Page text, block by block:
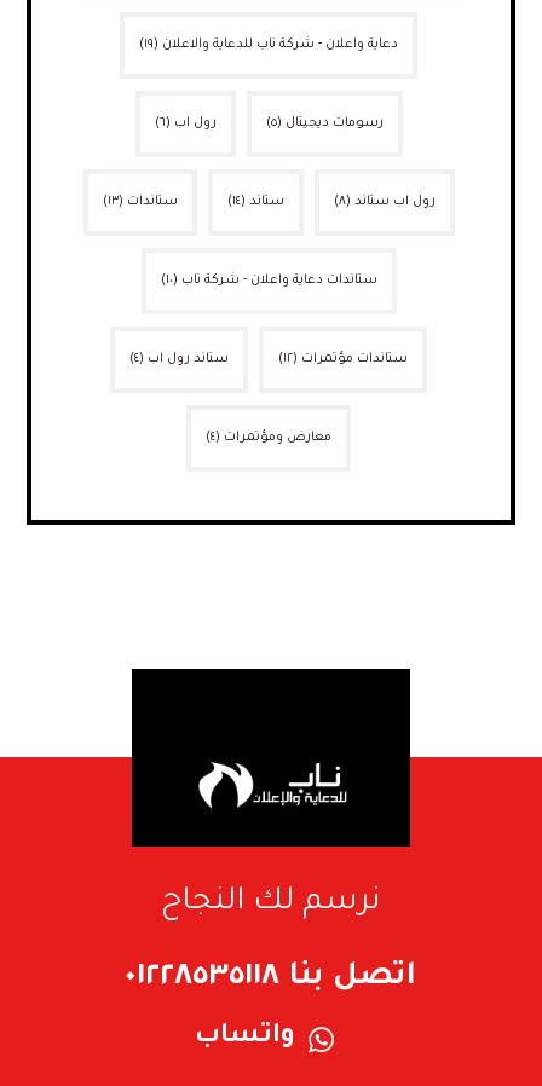
دعاية واعلان - شركة ناب للدعاية والاعلان (١٩)
رسومات ديجيتال (٥) رول اب (٦)
رول اب ستاند (٨) ستاند (١٤) ستاندات (١٣)
ستاندات دعاية واعلان - شركة ناب (١٠)
ستاندات مؤتمرات (١٢) ستاند رول اب (٤)
معارض ومؤتمرات (٤)
نرسم لك النجاح
اتصل بنا ٠١٢٢٨٥٣٥١١٨
واتساب